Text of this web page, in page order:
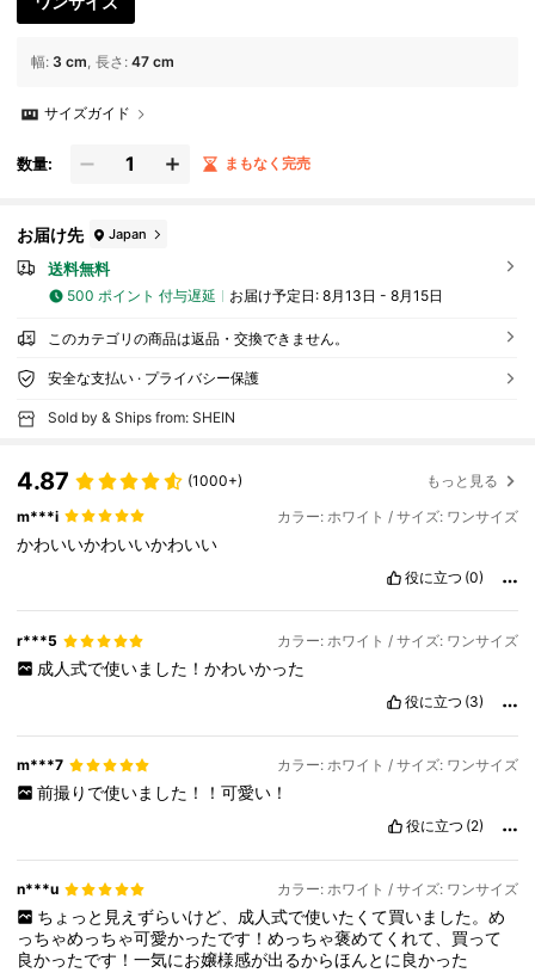
幅: 3 cm 長さ : 47 cm
サイズガイド
数量: まもなく完売
お届け先 Japan
送料無料
500 ポイント 付与遅延 お届け予定日: 8月13日 - 8月15日
このカテゴリの商品は返品・交換できません。
安全な支払い · プライバシー保護
Sold by & Ships from: SHEIN
4.87 (1000+) もっと見る
m***i カラー: ホワイト / サイズ: ワンサイズ
かわいいかわいいかわいい
役に立つ (0)
r***5 カラー: ホワイト / サイズ: ワンサイズ
成人式で使いました！かわいかった
役に立つ (3)
m***7 カラー: ホワイト / サイズ: ワンサイズ
前撮りで使いました！！可愛い！
役に立つ (2)
n***u カラー: ホワイト / サイズ: ワンサイズ
ちょっと見えずらいけど、成人式で使いたくて買いました。め
っちゃめっちゃ可愛かったです！めっちゃ褒めてくれて、買って
良かったです！一気にお嬢様感が出るからほんとに良かった